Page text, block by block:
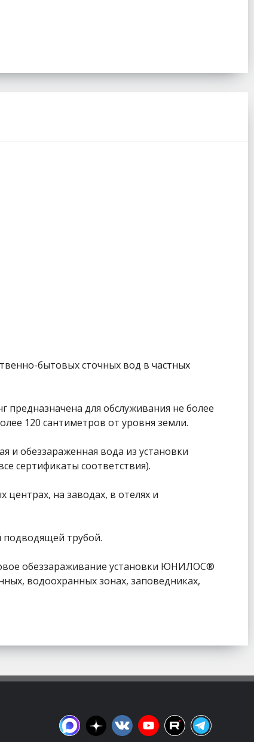
бытовых сточных вод в частных
для обслуживания не более
120 сантиметров от уровня земли.
и обеззараженная вода из установки
сертификаты соответствия).
на заводах, в отелях и
трубой.
обеззараживание установки ЮНИЛОС®
водоохранных зонах, заповедниках,